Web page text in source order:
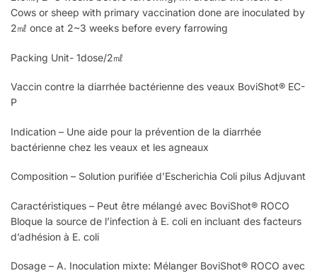
Cows or sheep with primary vaccination done are inoculated by
2㎖ once at 2~3 weeks before every farrowing
Packing Unit- 1dose/2㎖
Vaccin contre la diarrhée bactérienne des veaux BoviShot® EC-
P
Indication – Une aide pour la prévention de la diarrhée
bactérienne chez les veaux et les agneaux
Composition – Solution purifiée d’Escherichia Coli pilus Adjuvant
Caractéristiques – Peut être mélangé avec BoviShot® ROCO
Bloque la source de l’infection à E. coli en incluant des facteurs
d’adhésion à E. coli
Dosage – A. Inoculation mixte: Mélanger BoviShot® ROCO avec